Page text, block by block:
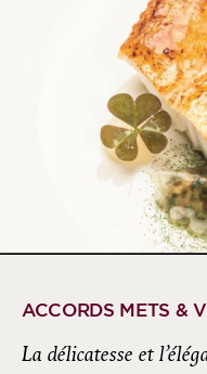
ACCORDS METS &
La délicatesse et